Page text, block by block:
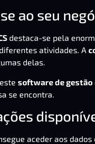
ao seu
destaca-se pela
atividades. A
delas.
software de gestão
se encontra.
aceder aos